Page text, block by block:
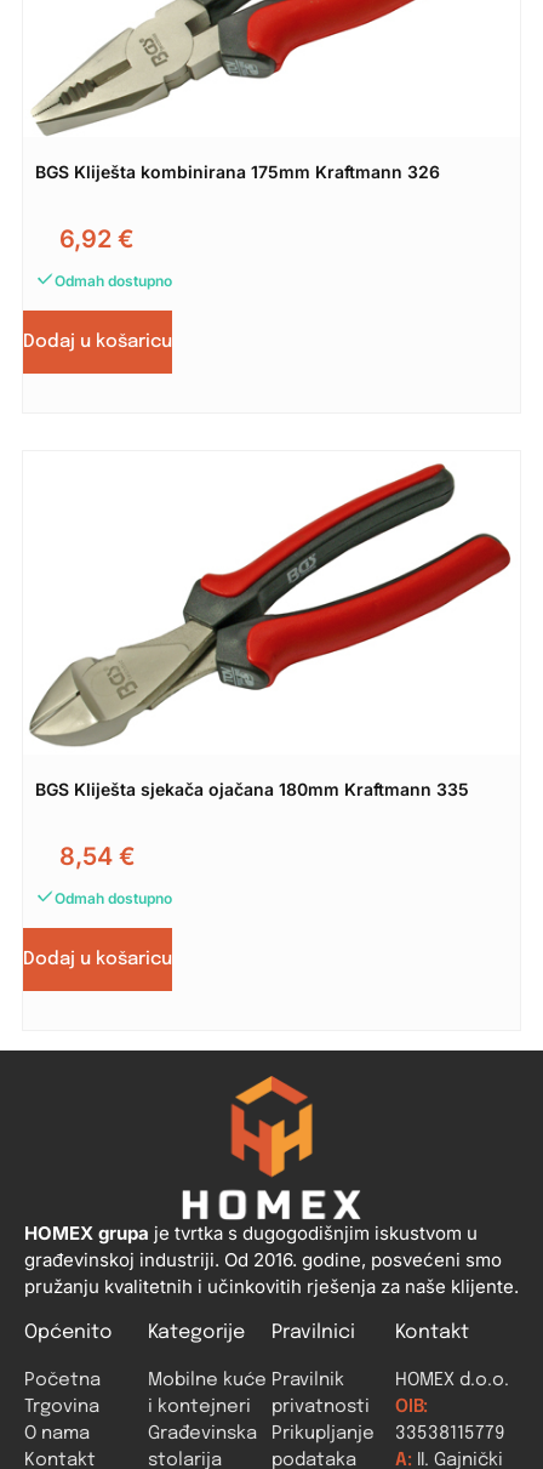
BGS Kliješta kombinirana 175mm Kraftmann 326
6,92 €
Odmah dostupno
Dodaj u košaricu
BGS Kliješta sjekača ojačana 180mm Kraftmann 335
8,54 €
Odmah dostupno
Dodaj u košaricu
HOMEX grupa je tvrtka s dugogodišnjim iskustvom u
građevinskoj industriji. Od 2016. godine, posvećeni smo
pružanju kvalitetnih i učinkovitih rješenja za naše klijente.
Općenito
Početna
Trgovina
O nama
Kontakt
Kategorije
Mobilne kuće
i kontejneri
Građevinska
stolarija
Pravilnici
Pravilnik
privatnosti
Prikupljanje
podataka
Kontakt
HOMEX d.o.o.
OIB:
33538115779
A: II. Gajnički